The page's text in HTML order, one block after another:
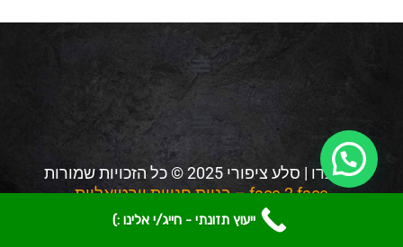
בלקנדו | סלע ציפורי 2025 © כל הזכויות שמורות
face 2 face – בניית חנויות וירטואליות
ייעוץ תזונתי - חייג/י אלינו :)